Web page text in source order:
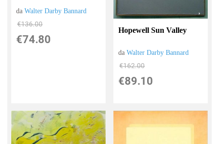
daWalter Darby Bannard
€136.00
€74.80
Hopewell Sun Valley
daWalter Darby Bannard
€162.00
€89.10